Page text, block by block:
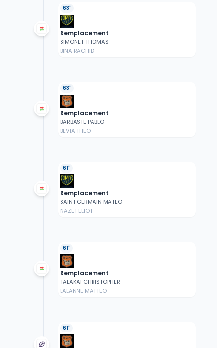
63'
Remplacement
SIMONET THOMAS
BINA RACHID
63'
Remplacement
BARBASTE PABLO
BEVIA THEO
61'
Remplacement
SAINT GERMAIN MATEO
NAZET ELIOT
61'
Remplacement
TALAKAI CHRISTOPHER
LALANNE MATTEO
61'